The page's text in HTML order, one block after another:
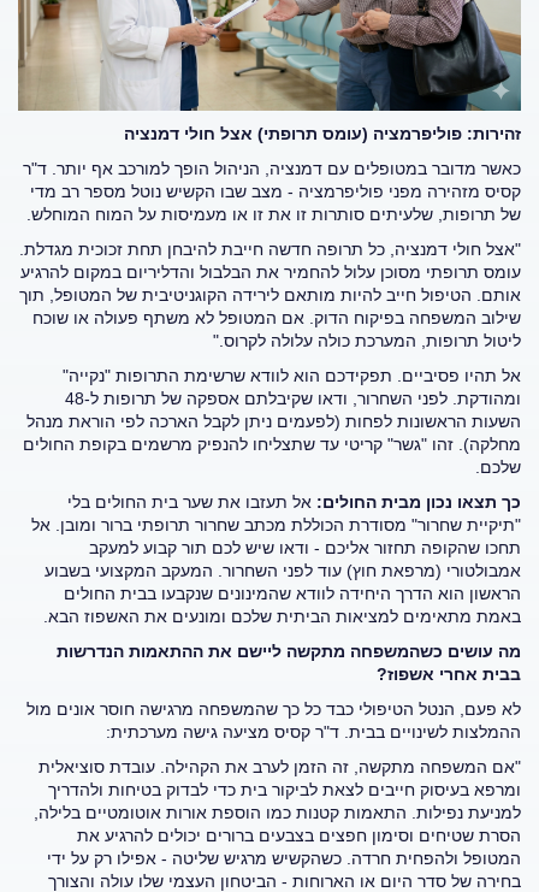
זהירות: פוליפרמציה (עומס תרופתי) אצל חולי דמנציה
כאשר מדובר במטופלים עם דמנציה, הניהול הופך למורכב אף יותר. ד"ר
קסיס מזהירה מפני פוליפרמציה - מצב שבו הקשיש נוטל מספר רב מדי
של תרופות, שלעיתים סותרות זו את זו או מעמיסות על המוח המוחלש.
"אצל חולי דמנציה, כל תרופה חדשה חייבת להיבחן תחת זכוכית מגדלת.
עומס תרופתי מסוכן עלול להחמיר את הבלבול והדליריום במקום להרגיע
אותם. הטיפול חייב להיות מותאם לירידה הקוגניטיבית של המטופל, תוך
שילוב המשפחה בפיקוח הדוק. אם המטופל לא משתף פעולה או שוכח
ליטול תרופות, המערכת כולה עלולה לקרוס."
אל תהיו פסיביים. תפקידכם הוא לוודא שרשימת התרופות "נקייה"
ומהודקת. לפני השחרור, ודאו שקיבלתם אספקה של תרופות ל-48
השעות הראשונות לפחות (לפעמים ניתן לקבל הארכה לפי הוראת מנהל
מחלקה). זהו "גשר" קריטי עד שתצליחו להנפיק מרשמים בקופת החולים
שלכם.
כך תצאו נכון מבית החולים: אל תעזבו את שער בית החולים בלי
"תיקיית שחרור" מסודרת הכוללת מכתב שחרור תרופתי ברור ומובן. אל
תחכו שהקופה תחזור אליכם - ודאו שיש לכם תור קבוע למעקב
אמבולטורי (מרפאת חוץ) עוד לפני השחרור. המעקב המקצועי בשבוע
הראשון הוא הדרך היחידה לוודא שהמינונים שנקבעו בבית החולים
באמת מתאימים למציאות הביתית שלכם ומונעים את האשפוז הבא.
מה עושים כשהמשפחה מתקשה ליישם את ההתאמות הנדרשות
בבית אחרי אשפוז?
לא פעם, הנטל הטיפולי כבד כל כך שהמשפחה מרגישה חוסר אונים מול
ההמלצות לשינויים בבית. ד"ר קסיס מציעה גישה מערכתית:
"אם המשפחה מתקשה, זה הזמן לערב את הקהילה. עובדת סוציאלית
ומרפא בעיסוק חייבים לצאת לביקור בית כדי לבדוק בטיחות ולהדריך
למניעת נפילות. התאמות קטנות כמו הוספת אורות אוטומטיים בלילה,
הסרת שטיחים וסימון חפצים בצבעים ברורים יכולים להרגיע את
המטופל ולהפחית חרדה. כשהקשיש מרגיש שליטה - אפילו רק על ידי
בחירה של סדר היום או הארוחות - הביטחון העצמי שלו עולה והצורך